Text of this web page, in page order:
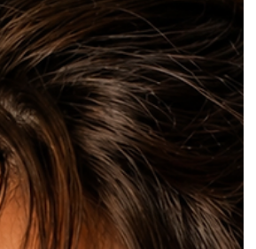
non sempre basta: smog, sebo,
impurità e stress quotidiano possono
irregolare e meno uniforme. Per questo
Domodossola di Simona Gattoni, è
una tecnologia professionale pensata
viso in un tratta